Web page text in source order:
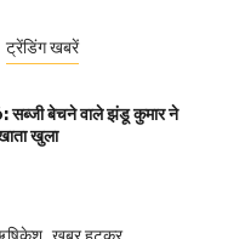
ट्रेंडिंग खबरें
बेचने वाले झंडू कुमार ने
खुला
खबर हटकर